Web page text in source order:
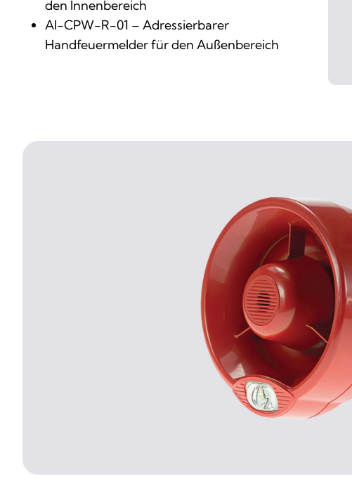
den Innenbereich
AI-CPW-R-01 – Adressierbarer
Handfeuermelder für den Außenbereich